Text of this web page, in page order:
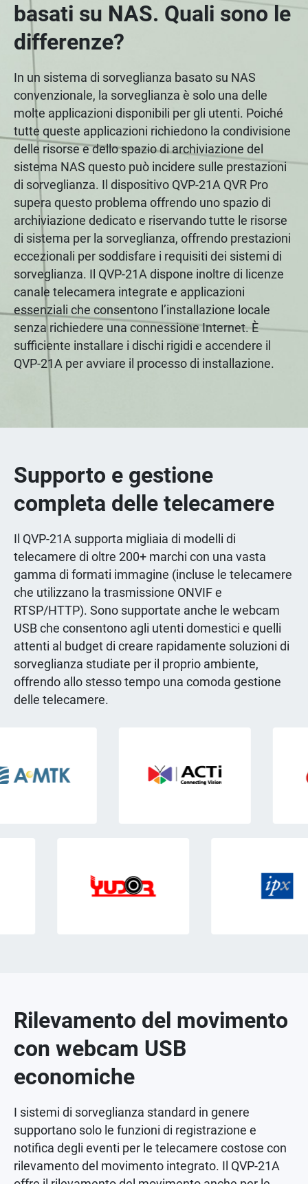
basati su NAS. Quali sono le
differenze?
In un sistema di sorveglianza basato su NAS
convenzionale, la sorveglianza è solo una delle
molte applicazioni disponibili per gli utenti. Poiché
tutte queste applicazioni richiedono la condivisione
delle risorse e dello spazio di archiviazione del
sistema NAS questo può incidere sulle prestazioni
di sorveglianza. Il dispositivo QVP-21A QVR Pro
supera questo problema offrendo uno spazio di
archiviazione dedicato e riservando tutte le risorse
di sistema per la sorveglianza, offrendo prestazioni
eccezionali per soddisfare i requisiti dei sistemi di
sorveglianza. Il QVP-21A dispone inoltre di licenze
canale telecamera integrate e applicazioni
essenziali che consentono l’installazione locale
senza richiedere una connessione Internet. È
sufficiente installare i dischi rigidi e accendere il
QVP-21A per avviare il processo di installazione.
Supporto e gestione
completa delle telecamere
Il QVP-21A supporta migliaia di modelli di
telecamere di oltre 200+ marchi con una vasta
gamma di formati immagine (incluse le telecamere
che utilizzano la trasmissione ONVIF e
RTSP/HTTP). Sono supportate anche le webcam
USB che consentono agli utenti domestici e quelli
attenti al budget di creare rapidamente soluzioni di
sorveglianza studiate per il proprio ambiente,
offrendo allo stesso tempo una comoda gestione
delle telecamere.
Rilevamento del movimento
con webcam USB
economiche
I sistemi di sorveglianza standard in genere
supportano solo le funzioni di registrazione e
notifica degli eventi per le telecamere costose con
rilevamento del movimento integrato. Il QVP-21A